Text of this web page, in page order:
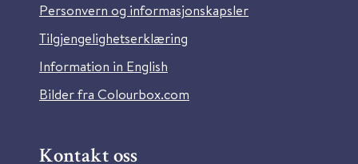
Personvern og informasjonskapsler
Tilgjengelighetserklæring
Information in English
Bilder fra Colourbox.com
Kontakt oss